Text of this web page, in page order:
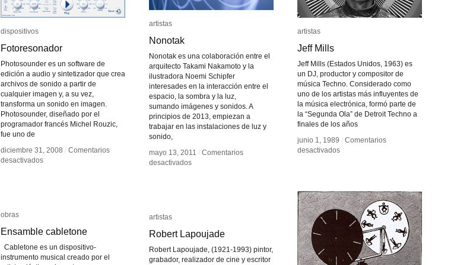
dispositivos
Fotoresonador
Photosounder es un software de
edición a audio y sintetizador que crea
archivos de sonido a partir de
cualquier imagen y, a su vez,
transforma un sonido en imagen.
Photosounder, diseñado por el
programador francés Michel Rouzic,
fue uno de
diciembre 31, 2008 / Comentarios
desactivadosen
dispositivos
Fotoresonador
diciembre 31, 2008 / Comentarios
desactivadosen
artistas
Nonotak
Nonotak es una colaboración entre el
arquitecto Takami Nakamoto y la
ilustradora Noemi Schipfer
interesades en la interacción entre el
espacio, la sombra y la luz,
sumando imágenes y sonidos. A
principios de 2013, empiezan a
trabajar en las instalaciones de luz y
sonido,
mayo 13, 2011 / Comentarios
desactivadosen
artistas
Nonotak
mayo 13, 2011 / Comentarios
desactivadosen
artistas
Jeff Mills
Jeff Mills (Estados Unidos, 1963) es
un DJ, productor y compositor de
música Techno. Considerado como
uno de los artistas más influyentes de
la música electrónica, formó parte de
la “Segunda Ola” de Detroit Techno a
finales de los años
junio 1, 1989 / Comentarios
desactivadosen
artistas
Jeff Mills
junio 1, 1989 / Comentarios
desactivadosen
obras
Ensamble cabletone
Cabletone es un dispositivo-
instrumento musical creado por el
obras
Ensamble cabletone
artistas
Robert Lapoujade
Robert Lapoujade, (1921-1993) pintor,
grabador, realizador de cine y escritor
artistas
Robert Lapoujade